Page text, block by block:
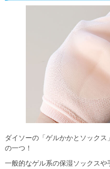
ダイソーの「ゲルかかとソック
の一つ！
一般的なゲル系の保湿ソックス